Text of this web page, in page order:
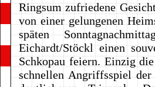
Ringsum zufriedene
von einer gelungenen
späten
Eichardt/Stöckl einen
Schkopau feiern. Einzig
schnellen Angriffsspiel